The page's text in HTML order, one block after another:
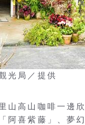
光局／提供
山高山咖啡一邊
阿喜紫藤」、夢